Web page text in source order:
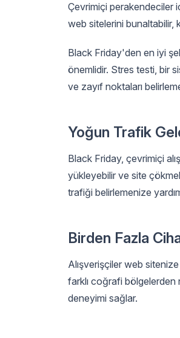
Çevrimiçi perakendeciler
web sitelerini bunaltabilir,
Black Friday'den en iyi
önemlidir. Stres testi, bir
ve zayıf noktaları
Yoğun Trafik
Black Friday, çevrimiçi
yükleyebilir ve site
trafiği belirlemenize
Birden Fazla
Alışverişçiler web
farklı coğrafi bölgelerden
deneyimi sağlar.